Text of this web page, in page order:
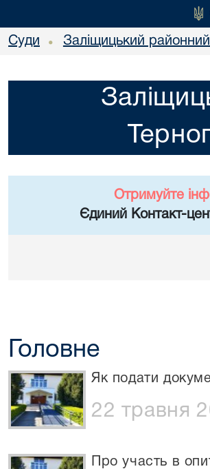
Суди • Заліщицький районний
Отримуйте
Єдиний Контакт-
Головне
Як подати
22 травня
Про участь в